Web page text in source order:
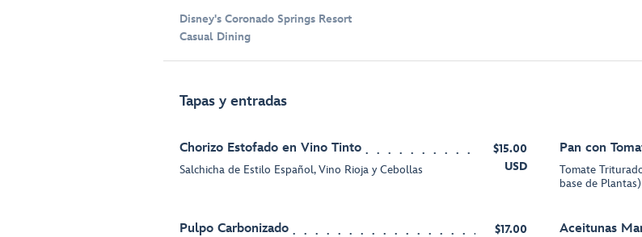
Disney's Coronado Springs Resort
Casual Dining
Tapas y entradas
Chorizo Estofado en Vino Tinto
Salchicha de Estilo Español, Vino Rioja y Cebollas
$15.00
USD
Pan con
Tomate
base de Plantas)
Pulpo Carbonizado
$17.00
Aceitunas